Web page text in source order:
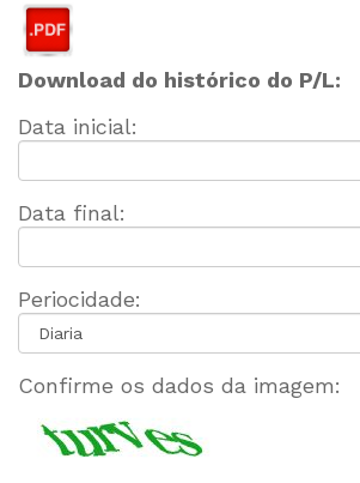
Download do histórico do P/L:
Data inicial:
Data final:
Periocidade:
Confirme os dados da imagem: